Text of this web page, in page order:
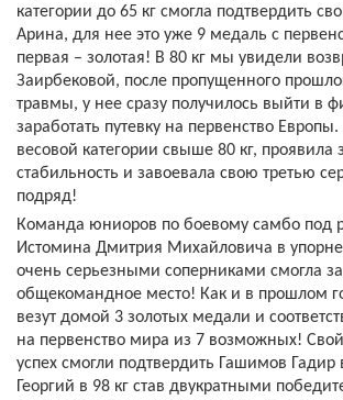
категории до 65 кг смогла подтвердить
Арина, для нее это уже 9 медаль с
первая – золотая! В 80 кг мы увидели
Заирбековой, после пропущенного
травмы, у нее сразу получилось выйти в
заработать путевку на первенство
весовой категории свыше 80 кг, проявила
стабильность и завоевала свою третью
подряд!
Команда юниоров по боевому самбо под
Истомина Дмитрия Михайловича в
очень серьезными соперниками смогла
общекомандное место! Как и в прошлом
везут домой 3 золотых медали и
на первенство мира из 7 возможных!
успех смогли подтвердить Гашимов Гадир
Георгий в 98 кг став двукратными